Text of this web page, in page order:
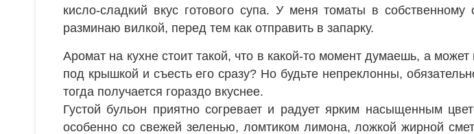
кисло-сладкий вкус готового супа. У меня томаты в собственному
разминаю вилкой, перед тем как отправить в запарку.
Аромат на кухне стоит такой, что в какой-то момент думаешь, а может
под крышкой и съесть его сразу? Но будьте непреклонны,
тогда получается гораздо вкуснее.
Густой бульон приятно согревает и радует ярким насыщенным
особенно со свежей зеленью, ломтиком лимона, ложкой жирной